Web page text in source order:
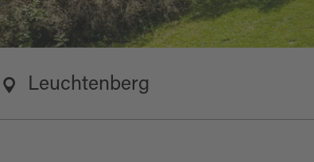
Leuchtenberg